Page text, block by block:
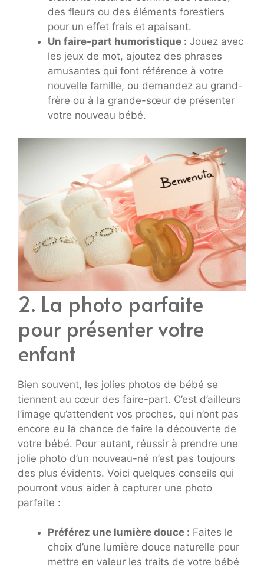
des fleurs ou des éléments forestiers
pour un effet frais et apaisant.
Un faire-part humoristique : Jouez avec
les jeux de mot, ajoutez des phrases
amusantes qui font référence à votre
nouvelle famille, ou demandez au grand-
frère ou à la grande-sœur de présenter
votre nouveau bébé.
2. La photo parfaite
pour présenter votre
enfant
Bien souvent, les jolies photos de bébé se
tiennent au cœur des faire-part. C’est d’ailleurs
l’image qu’attendent vos proches, qui n’ont pas
encore eu la chance de faire la découverte de
votre bébé. Pour autant, réussir à prendre une
jolie photo d’un nouveau-né n’est pas toujours
des plus évidents. Voici quelques conseils qui
pourront vous aider à capturer une photo
parfaite :
Préférez une lumière douce : Faites le
choix d’une lumière douce naturelle pour
mettre en valeur les traits de votre bébé